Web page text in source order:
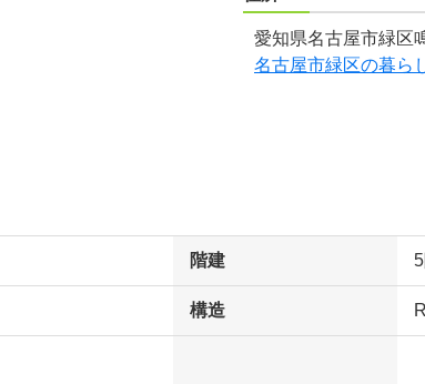
愛知県名古屋市緑区
名古屋市緑区の暮ら
階建
構造